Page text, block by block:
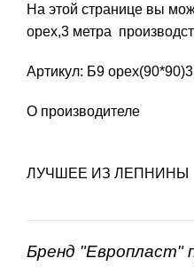
На этой странице вы
орех,3 метра
Артикул: Б9
О производителе
ЛУЧШЕЕ ИЗ ЛЕПНИНЫ
Бренд "Европласт"